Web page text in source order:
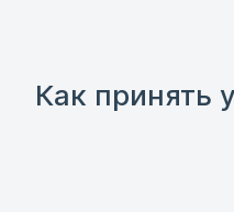
Как принять